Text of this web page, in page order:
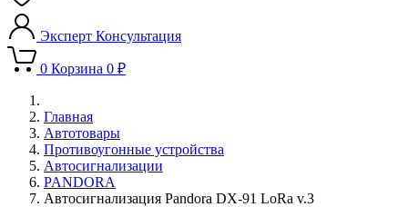
Эксперт Консультация
0 Корзина 0 ₽
Главная
Автотовары
Противоугонные устройства
Автосигнализации
PANDORA
Автосигнализация Pandora DX-91 LoRa v.3